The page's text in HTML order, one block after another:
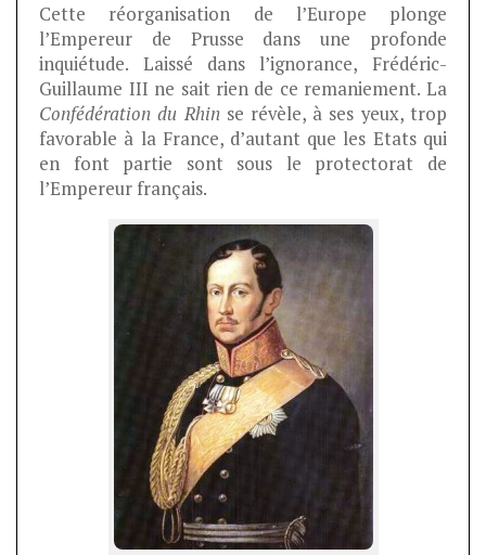
Cette réorganisation de l’Europe plonge
l’Empereur de Prusse dans une profonde
inquiétude. Laissé dans l’ignorance, Frédéric-
Guillaume III ne sait rien de ce remaniement. La
Confédération du Rhinse révèle, à ses yeux, trop
favorable à la France, d’autant que les Etats qui
en font partie sont sous le protectorat de
l’Empereur français.